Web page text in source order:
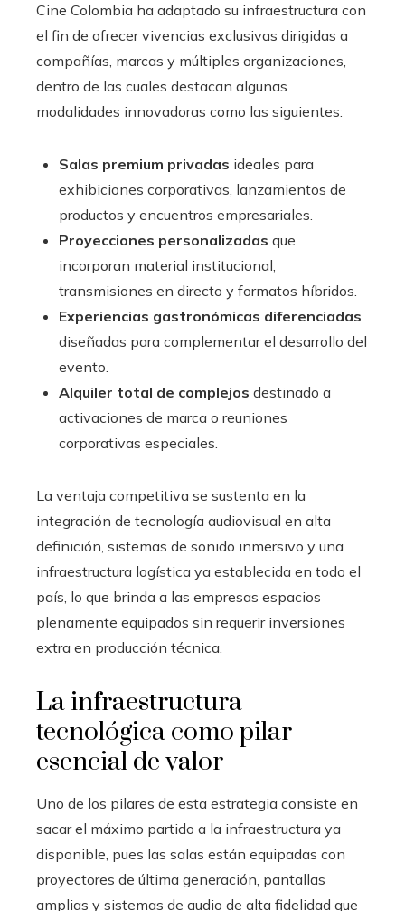
Cine Colombia ha adaptado su infraestructura con
el fin de ofrecer vivencias exclusivas dirigidas a
compañías, marcas y múltiples organizaciones,
dentro de las cuales destacan algunas
modalidades innovadoras como las siguientes:
Salas premium privadas ideales para
exhibiciones corporativas, lanzamientos de
productos y encuentros empresariales.
Proyecciones personalizadas que
incorporan material institucional,
transmisiones en directo y formatos híbridos.
Experiencias gastronómicas diferenciadas
diseñadas para complementar el desarrollo del
evento.
Alquiler total de complejos destinado a
activaciones de marca o reuniones
corporativas especiales.
La ventaja competitiva se sustenta en la
integración de tecnología audiovisual en alta
definición, sistemas de sonido inmersivo y una
infraestructura logística ya establecida en todo el
país, lo que brinda a las empresas espacios
plenamente equipados sin requerir inversiones
extra en producción técnica.
La infraestructura
tecnológica como pilar
esencial de valor
Uno de los pilares de esta estrategia consiste en
sacar el máximo partido a la infraestructura ya
disponible, pues las salas están equipadas con
proyectores de última generación, pantallas
amplias y sistemas de audio de alta fidelidad que